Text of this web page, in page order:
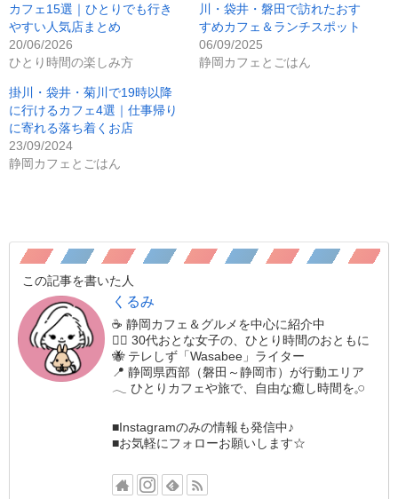
カフェ15選｜ひとりでも行き
やすい人気店まとめ
20/06/2026
ひとり時間の楽しみ方
川・袋井・磐田で訪れたおす
すめカフェ＆ランチスポット
06/09/2025
静岡カフェとごはん
掛川・袋井・菊川で19時以降
に行けるカフェ4選｜仕事帰り
に寄れる落ち着くお店
23/09/2024
静岡カフェとごはん
この記事を書いた人
くるみ
☕️ 静岡カフェ＆グルメを中心に紹介中
🚶‍♀️ 30代おとな女子の、ひとり時間のおともに
🐝 テレしず「Wasabee」ライター
📍 静岡県西部（磐田～静岡市）が行動エリア
𓂃 ひとりカフェや旅で、自由な癒し時間を𓈒𓏸
■Instagramのみの情報も発信中♪
■お気軽にフォローお願いします☆